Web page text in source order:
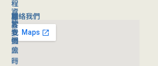
聯絡我們
程
資
訊
旅
行
團
時
旅
客
支
援
旅
行
關
於
我
們
公
司